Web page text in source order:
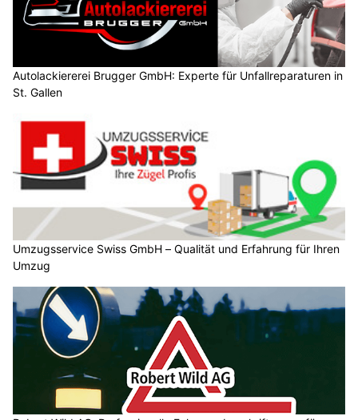
Autolackiererei Brugger GmbH: Experte für Unfallreparaturen in
St. Gallen
Umzugsservice Swiss GmbH – Qualität und Erfahrung für Ihren
Umzug